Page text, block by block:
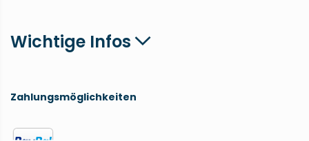
Wichtige Infos
Zahlungsmöglichkeiten